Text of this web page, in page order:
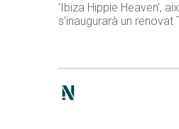
‘Ibiza Hippie Heaven’,
s’inaugurarà un